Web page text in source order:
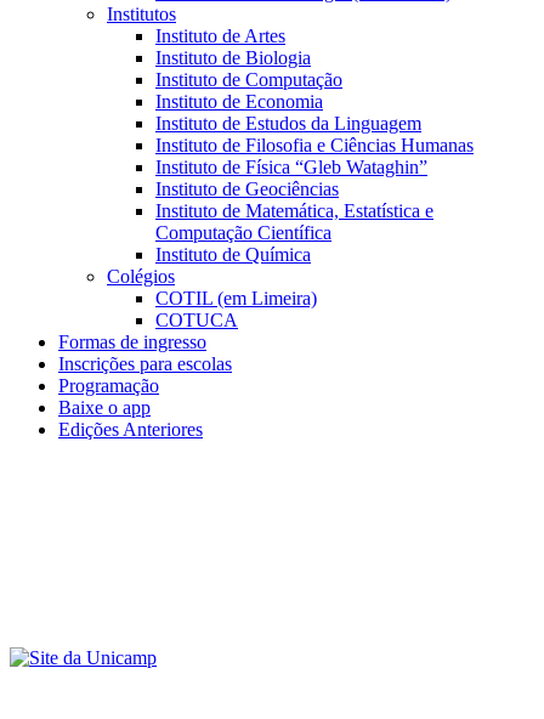
Institutos
Instituto de Artes
Instituto de Biologia
Instituto de Computação
Instituto de Economia
Instituto de Estudos da Linguagem
Instituto de Filosofia e Ciências Humanas
Instituto de Física “Gleb Wataghin”
Instituto de Geociências
Instituto de Matemática, Estatística e
Computação Científica
Instituto de Química
Colégios
COTIL (em Limeira)
COTUCA
Formas de ingresso
Inscrições para escolas
Programação
Baixe o app
Edições Anteriores